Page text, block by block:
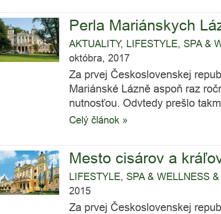
Perla Mariánskych
AKTUALITY, LIFESTYLE, SPA &
októbra, 2017
Za prvej Československej
Mariánské Lázně aspoň raz
nutnosťou. Odvtedy prešlo
Celý článok »
Mesto cisárov a
LIFESTYLE, SPA & WELLNESS
2015
Za prvej Československej